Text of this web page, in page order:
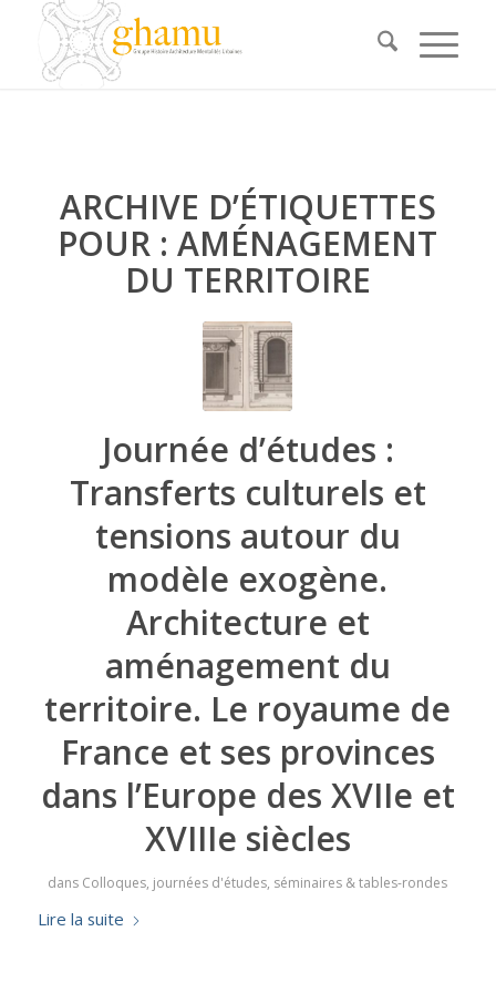
ARCHIVE D’ÉTIQUETTES
POUR :AMÉNAGEMENT
DU TERRITOIRE
Journée d’études :
Transferts culturels et
tensions autour du
modèle exogène.
Architecture et
aménagement du
territoire. Le royaume de
France et ses provinces
dans l’Europe des XVIIe et
XVIIIe siècles
dans Colloques, journées d'études, séminaires & tables-rondes
Lire la suite